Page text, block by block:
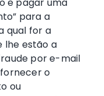
para a
qual for a
lhe estão a
por e-mail
o
ou